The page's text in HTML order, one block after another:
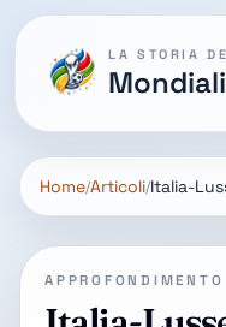
Home Articoli Italia-